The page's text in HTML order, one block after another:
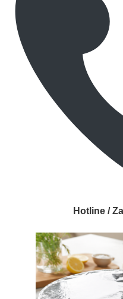
Hotline /